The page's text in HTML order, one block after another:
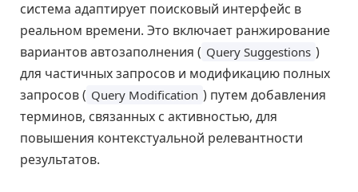
система адаптирует поисковый интерфейс в
реальном времени. Это включает ранжирование
вариантов автозаполнения ( Query Suggestions )
для частичных запросов и модификацию полных
запросов ( Query Modification ) путем добавления
терминов, связанных с активностью, для
повышения контекстуальной релевантности
результатов.